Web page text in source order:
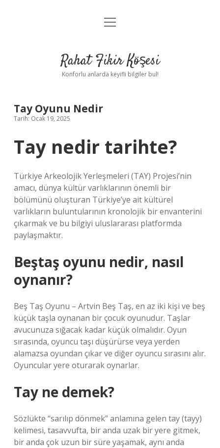
Anasayfa
Yasal Uyarı
menüyü
Rahat Fikir Köşesi
Konforlu anlarda keyifli bilgiler bul!
Tay Oyunu Nedir
Tarih: Ocak 19, 2025
Tay nedir tarihte?
Türkiye Arkeolojik Yerleşmeleri (TAY) Projesi’nin
amacı, dünya kültür varlıklarının önemli bir
bölümünü oluşturan Türkiye’ye ait kültürel
varlıkların buluntularının kronolojik bir envanterini
çıkarmak ve bu bilgiyi uluslararası platformda
paylaşmaktır.
Beştaş oyunu nedir, nasıl
oynanır?
Beş Taş Oyunu – Artvin Beş Taş, en az iki kişi ve beş
küçük taşla oynanan bir çocuk oyunudur. Taşlar
avucunuza sığacak kadar küçük olmalıdır. Oyun
sırasında, oyuncu taşı düşürürse veya yerden
alamazsa oyundan çıkar ve diğer oyuncu sırasını alır.
Oyuncular yere oturarak oynarlar.
Tay ne demek?
Sözlükte “sarılıp dönmek” anlamına gelen tay (tayy)
kelimesi, tasavvufta, bir anda uzak bir yere gitmek,
bir anda çok uzun bir süre yaşamak, aynı anda